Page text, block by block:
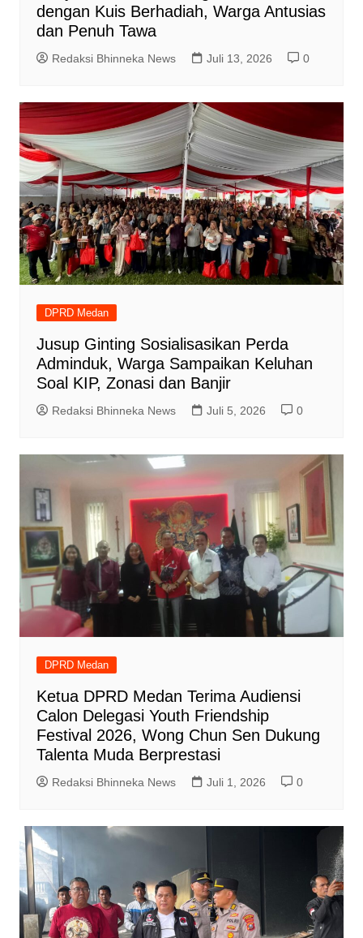
dengan Kuis Berhadiah, Warga Antusias
dan Penuh Tawa
Redaksi Bhinneka News Juli 13, 2026 0
DPRD Medan
Jusup Ginting Sosialisasikan Perda
Adminduk, Warga Sampaikan Keluhan
Soal KIP, Zonasi dan Banjir
Redaksi Bhinneka News Juli 5, 2026 0
DPRD Medan
Ketua DPRD Medan Terima Audiensi
Calon Delegasi Youth Friendship
Festival 2026, Wong Chun Sen Dukung
Talenta Muda Berprestasi
Redaksi Bhinneka News Juli 1, 2026 0